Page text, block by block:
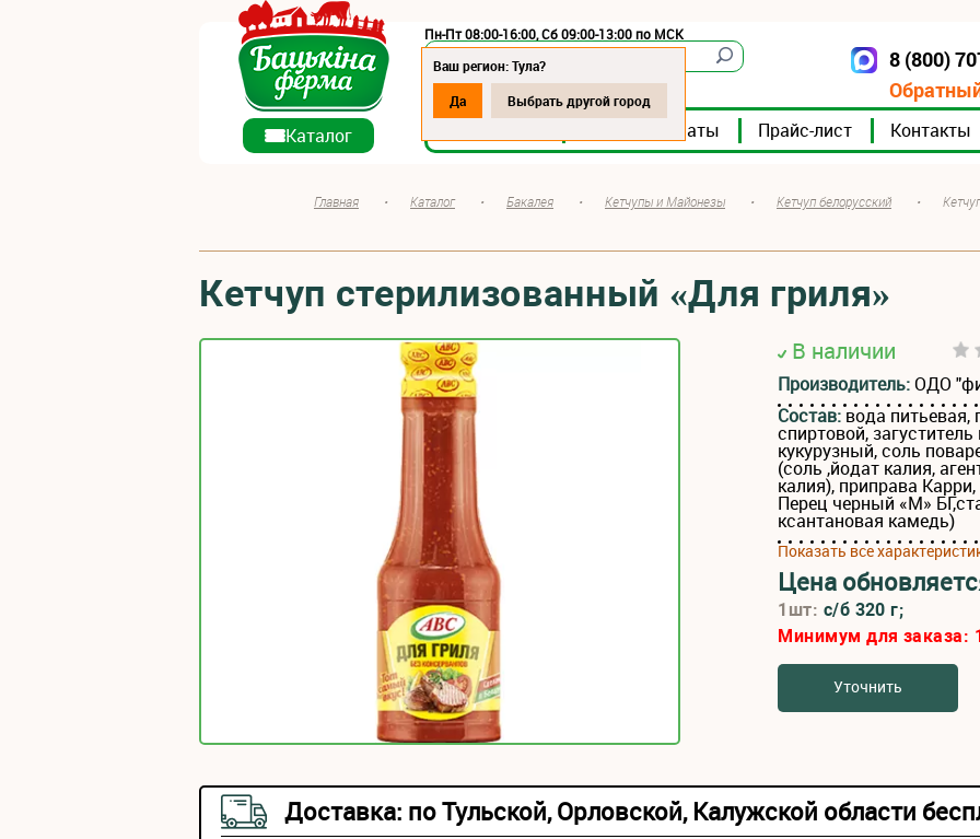
Пн-Пт 08:00-16:00, Сб 09:00-13:00 по МСК
Мясокомбинаты Прайс-лист Контакты
8 (800)
Ваш регион: Тула?
Да
Выбрать другой город
Каталог
Главная • Каталог • Бакалея • Кетчупы и Майонезы • Кетчуп белорусский •
Кетчуп стерилизованный «Для гриля»
В наличии
Производитель:ОДО
Состав: вода питьевая,
спиртовой,
кукурузный, соль
(соль ,йодат калия,
калия), приправа
Перец черный «М»
ксантановая камедь)
Показать все
Цена
1шт: с/б 320 г;
Минимум для заказа:
Уточнить
Доставка: по Тульской, Орловской, Калужской области